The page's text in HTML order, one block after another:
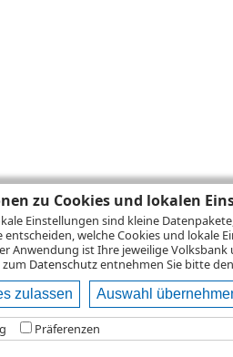
zu Cookies und lokalen
Einstellungen sind kleine
entscheiden, welche Cookies und lokale
Anwendung ist Ihre jeweilige Volksbank
Datenschutzentnehmen Sie bitte
zulassen Auswahl
Präferenzen